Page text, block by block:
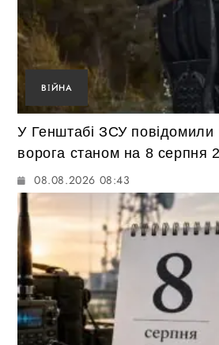
ВІЙНА
У Генштабі ЗСУ повідомили
ворога станом на 8 серпня
08.08.2026 08:43